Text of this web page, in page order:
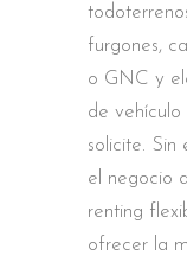
furgones,
o GNC y
de vehículo
solicite. Sin
el negocio
renting
ofrecer la